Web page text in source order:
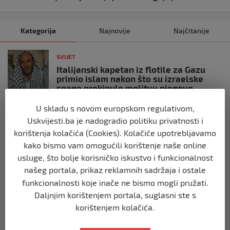
Kategorija Najnovije Najčitanije
SVIJET
Italijanski kapetan iz flotile za Gazu
primio islam nakon što su izraelske
snage prekinule molitvu njegove
prije 10 mjeseci
SVIJET
Brod “Mikeno” probio izraelsku blokadu
i uplovio u Gazu – kapetan iz Sarajeva
vijori zastavu BiH
prije 10 mjeseci
U skladu s novom europskom regulativom,
Uskvijesti.ba je nadogradio politiku privatnosti i
korištenja kolačića (Cookies). Kolačiće upotrebljavamo
kako bismo vam omogućili korištenje naše online
usluge, što bolje korisničko iskustvo i funkcionalnost
našeg portala, prikaz reklamnih sadržaja i ostale
funkcionalnosti koje inače ne bismo mogli pružati.
Daljnjim korištenjem portala, suglasni ste s
korištenjem kolačića.